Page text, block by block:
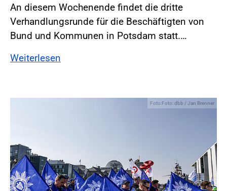
An diesem Wochenende findet die dritte
Verhandlungsrunde für die Beschäftigten von
Bund und Kommunen in Potsdam statt.…
Weiterlesen
Foto:Foto: dbb / Jan Brenner